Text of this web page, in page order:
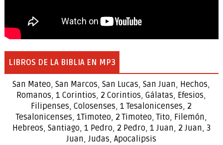
LIBROS DE LA BIBLIA EN MP3
San Mateo,San Marcos,San Lucas,San Juan, Hechos,
Romanos,1 Corintios, 2 Corintios,Gálatas, Efesios,
Filipenses,Colosenses,1Tesalonicenses, 2
Tesalonicenses, 1Timoteo, 2Timoteo, Tito, Filemón,
Hebreos, Santiago, 1 Pedro, 2 Pedro, 1 Juan, 2 Juan, 3
Juan,Judas,Apocalipsis